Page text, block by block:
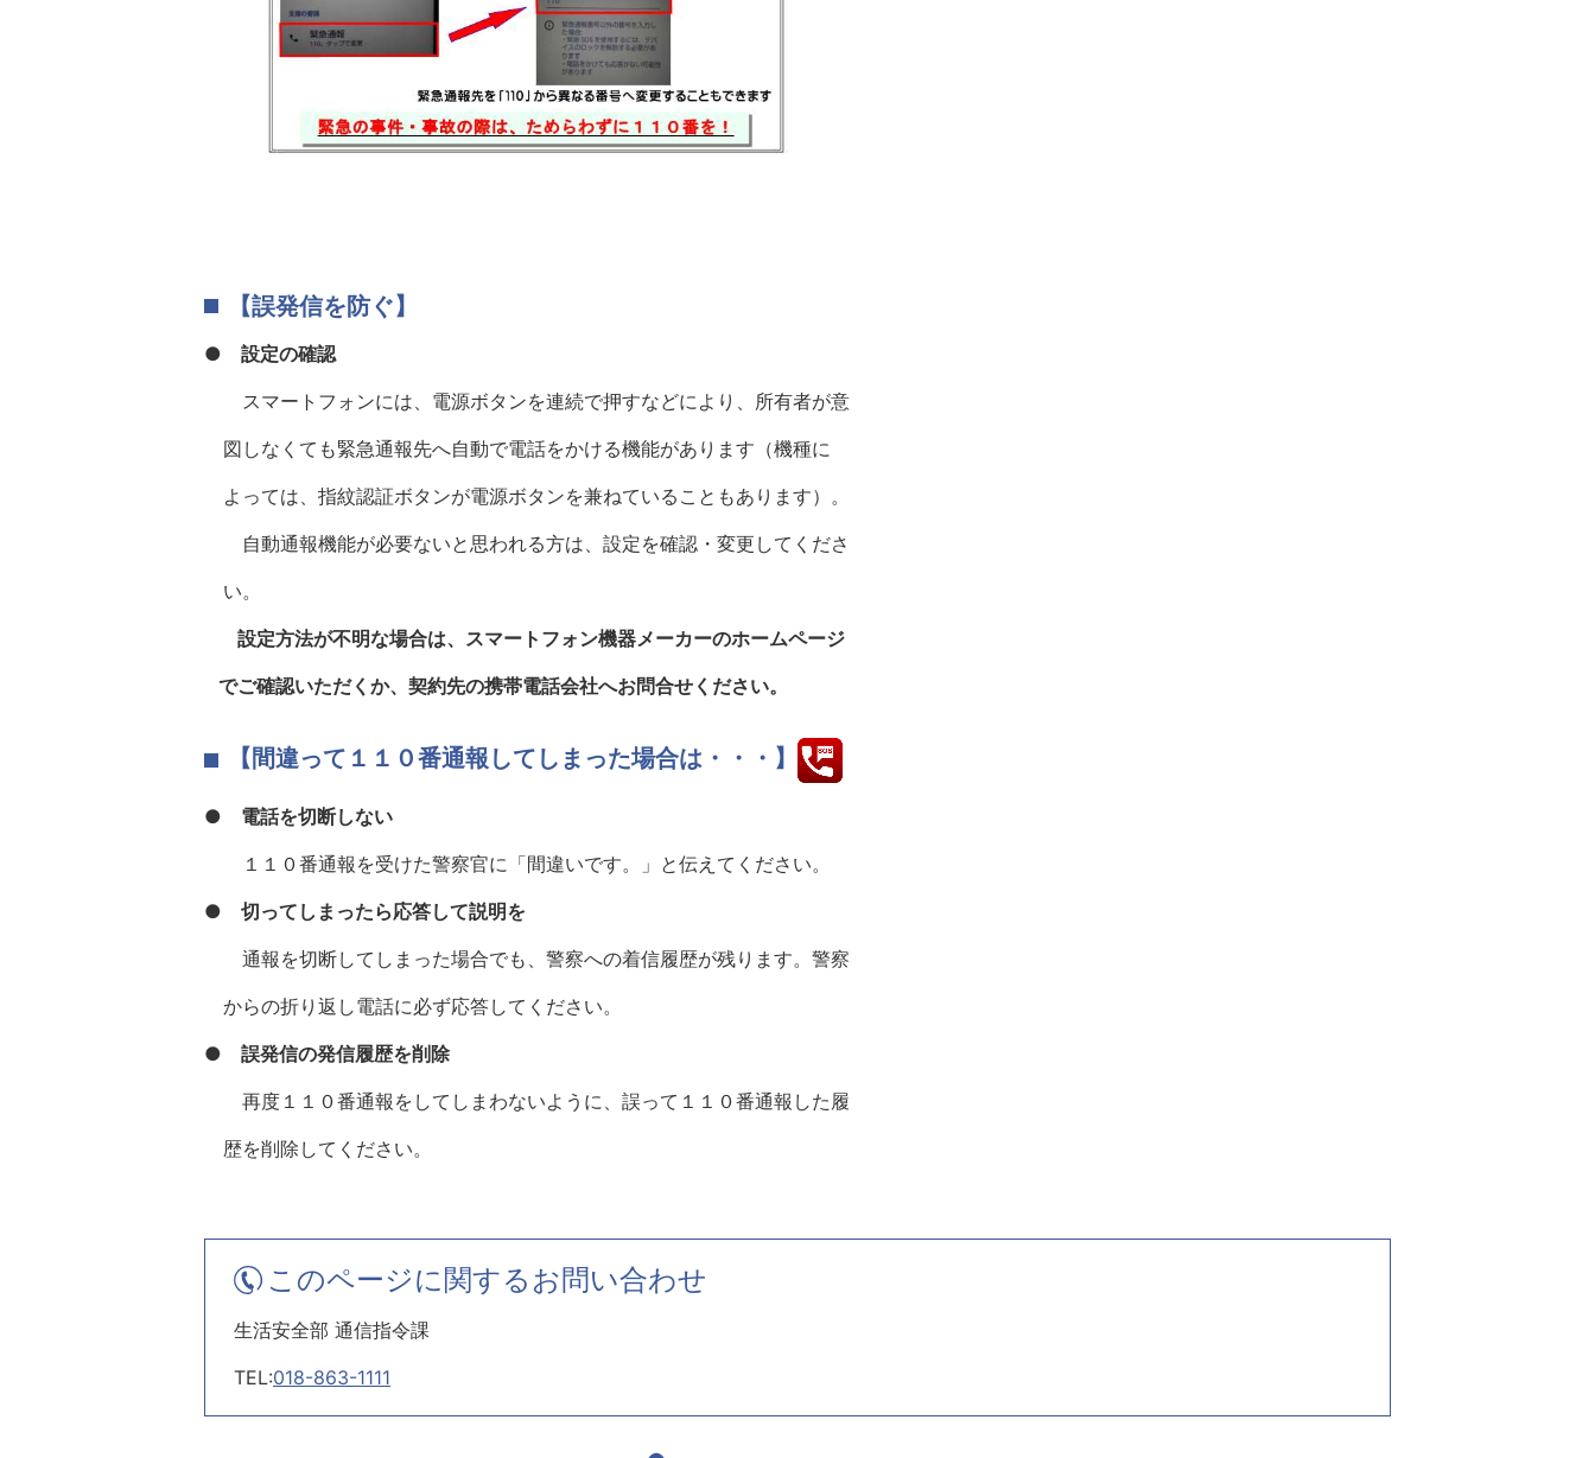
【誤発信を防ぐ】
● 設定の確認
スマートフォンには、電源ボタンを連続で押すなどにより、所有者が意
図しなくても緊急通報先へ自動で電話をかける機能があります（機種に
よっては、指紋認証ボタンが電源ボタンを兼ねていることもあります）。
自動通報機能が必要ないと思われる方は、設定を確認・変更してくださ
い。
設定方法が不明な場合は、スマートフォン機器メーカーのホームページ
でご確認いただくか、契約先の携帯電話会社へお問合せください。
【間違って１１０番通報してしまった場合は・・・】
● 電話を切断しない
１１０番通報を受けた警察官に「間違いです。」と伝えてください。
● 切ってしまったら応答して説明を
通報を切断してしまった場合でも、警察への着信履歴が残ります。警察
からの折り返し電話に必ず応答してください。
● 誤発信の発信履歴を削除
再度１１０番通報をしてしまわないように、誤って１１０番通報した履
歴を削除してください。
このページに関するお問い合わせ
生活安全部 通信指令課
TEL:018-863-1111